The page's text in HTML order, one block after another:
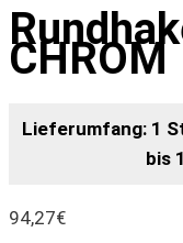
CHROM
Lieferumfang: 1
bis
94,27€